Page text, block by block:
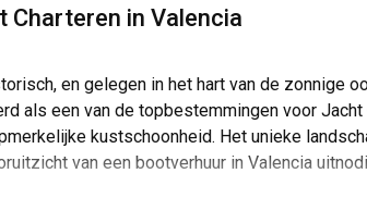
Charteren in Valencia
en gelegen in het hart van de zonnige
als een van de topbestemmingen voor
kustschoonheid. Het unieke
van een bootverhuur in Valencia